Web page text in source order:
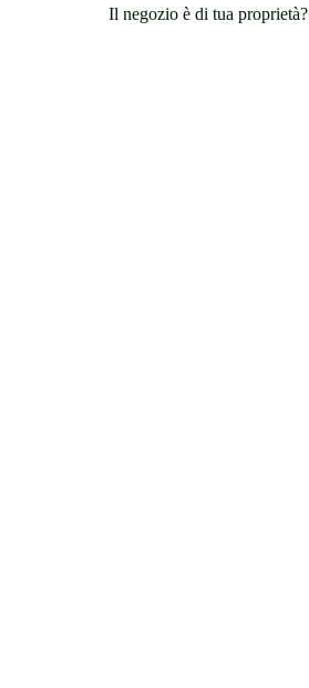
Il negozio è di tua proprietà?